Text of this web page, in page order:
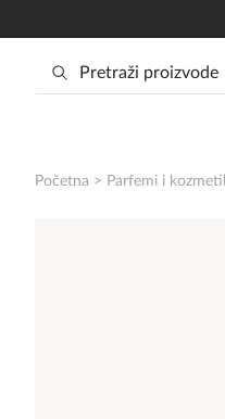
Početna > Parfemi i